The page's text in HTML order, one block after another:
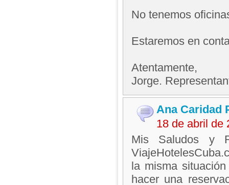
No tenemos
Estaremos en
Atentamente,
Jorge.
Ana Caridad
18 de abril de
Mis Saludos y
la misma
hacer una